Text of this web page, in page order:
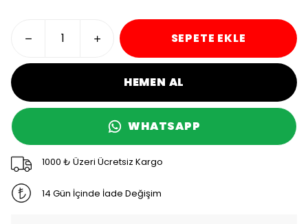
SEPETE EKLE
HEMEN AL
WHATSAPP
1000 ₺ Üzeri Ücretsiz Kargo
14 Gün İçinde İade Değişim